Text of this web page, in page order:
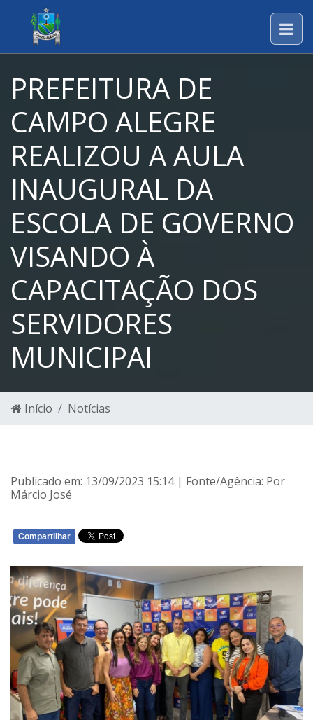
PREFEITURA DE
CAMPO ALEGRE
REALIZOU A AULA
INAUGURAL DA
ESCOLA DE GOVERNO
VISANDO À
CAPACITAÇÃO DOS
SERVIDORES
MUNICIPAI
Início Notícias
Publicado em: 13/09/2023 15:14 | Fonte/Agência: Por
Márcio José
Compartilhar